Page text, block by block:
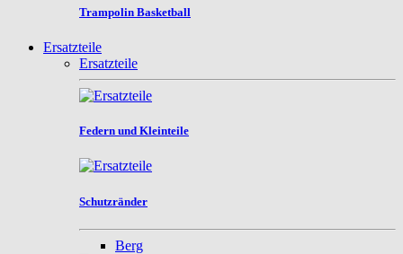
Trampolin Basketball
Ersatzteile
Ersatzteile
Federn und Kleinteile
Schutzränder
Berg